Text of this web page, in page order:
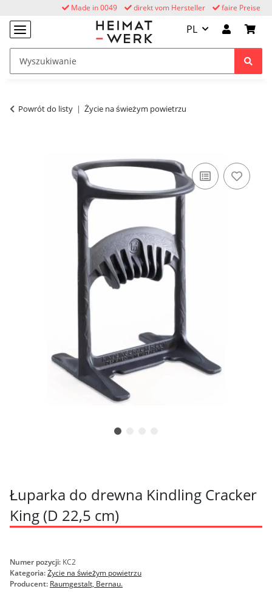
faire Preise
direkt vom Hersteller
Made in 0049
PL
Powrót do listy Życie na świeżym powietrzu
Łuparka do drewna Kindling Cracker
King (D 22,5 cm)
Numer pozycji: KC2
Kategoria:Życie na świeżym powietrzu
Producent: Raumgestalt, Bernau.